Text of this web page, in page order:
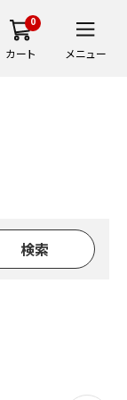
0
カート メニュー